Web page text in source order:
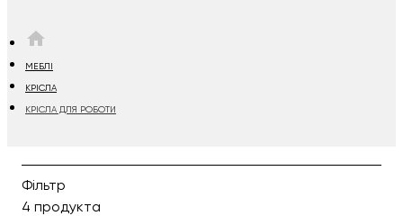
МЕБЛІ
КРІСЛА
КРІСЛА ДЛЯ РОБОТИ
Фільтр
4 продукта